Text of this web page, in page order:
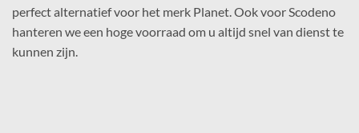
perfect alternatief voor het merk Planet. Ook voor Scodeno
hanteren we een hoge voorraad om u altijd snel van dienst te
kunnen zijn.